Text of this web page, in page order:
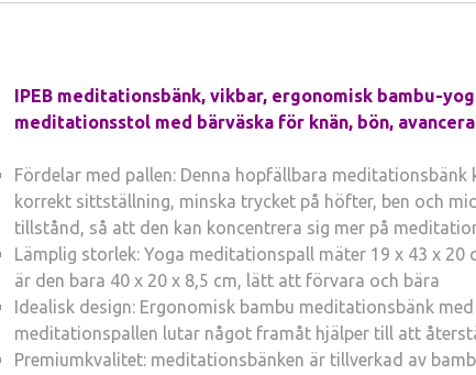
IPEB meditationsbänk, vikbar, ergonomisk bambu-
meditationsstol med bärväska för knän, bön,
Fördelar med pallen: Denna hopfällbara
korrekt sittställning, minska trycket på höfter, ben och
tillstånd, så att den kan koncentrera sig mer på
Lämplig storlek: Yoga meditationspall mäter 19 x 43 x
är den bara 40 x 20 x 8,5 cm, lätt att förvara och bära
Idealisk design: Ergonomisk bambu meditationsbänk
meditationspallen lutar något framåt hjälper till att
Premiumkvalitet: meditationsbänken är tillverkad av